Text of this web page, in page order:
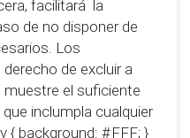
facilitará la
de no disponer de
Los
de excluir a
muestre el suficiente
inclumpla cualquier
{ background: #FFF; }